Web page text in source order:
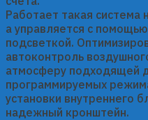
Работает такая система
а управляется с
подсветкой.
автоконтроль
атмосферу подходящей
программируемых
установки внутреннего
надежный кронштейн.